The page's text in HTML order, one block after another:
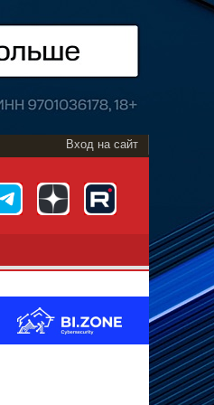
Вход на сайт